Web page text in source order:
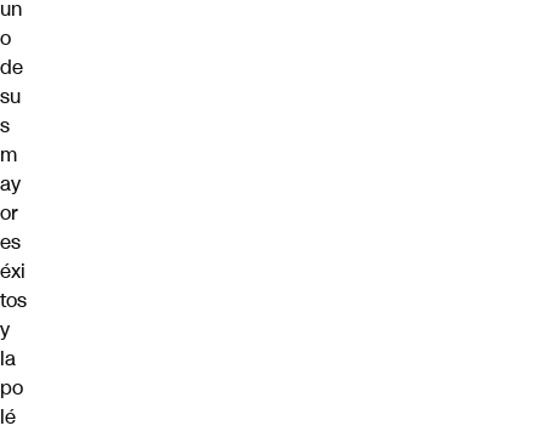
un
o
de
su
s
m
ay
or
es
éxi
tos
y
la
po
lé